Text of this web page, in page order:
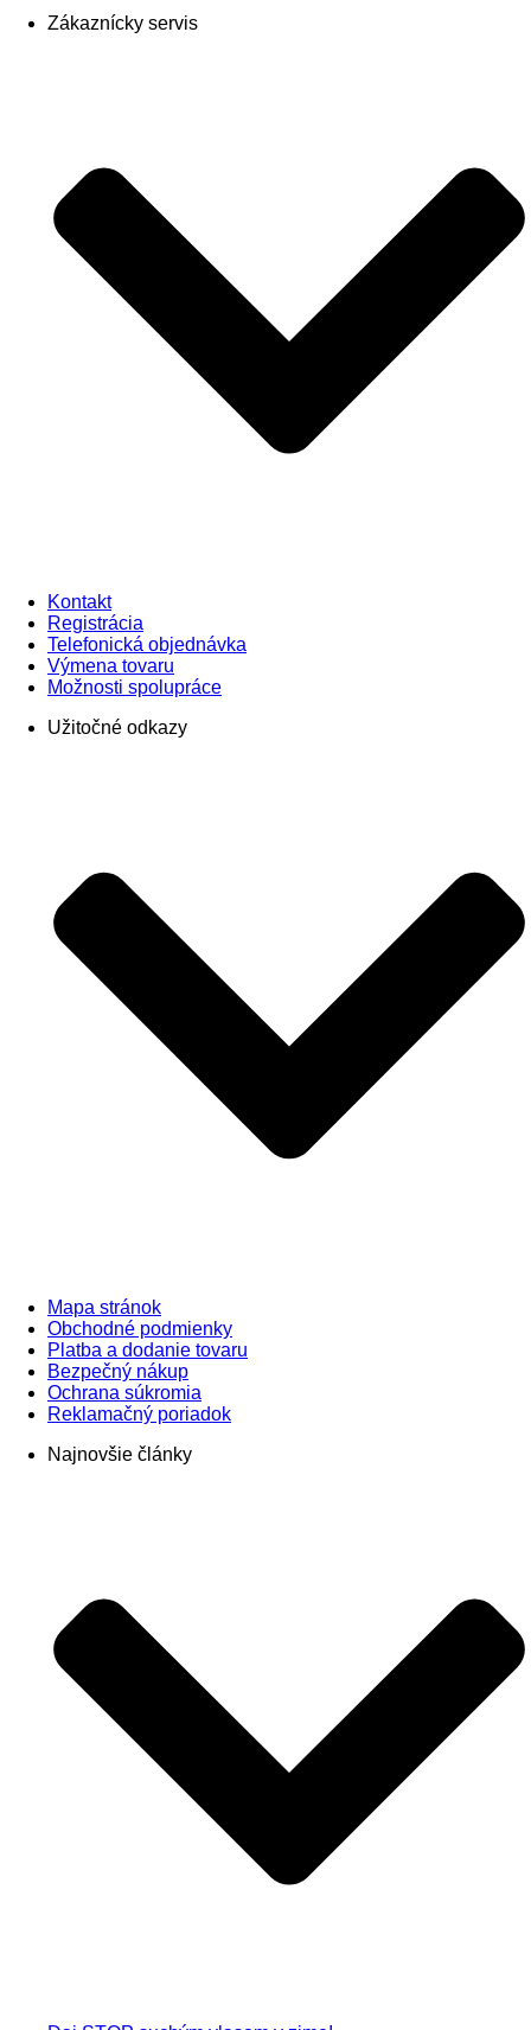
Zákaznícky servis
Kontakt
Registrácia
Telefonická objednávka
Výmena tovaru
Možnosti spolupráce
Užitočné odkazy
Mapa stránok
Obchodné podmienky
Platba a dodanie tovaru
Bezpečný nákup
Ochrana súkromia
Reklamačný poriadok
Najnovšie články